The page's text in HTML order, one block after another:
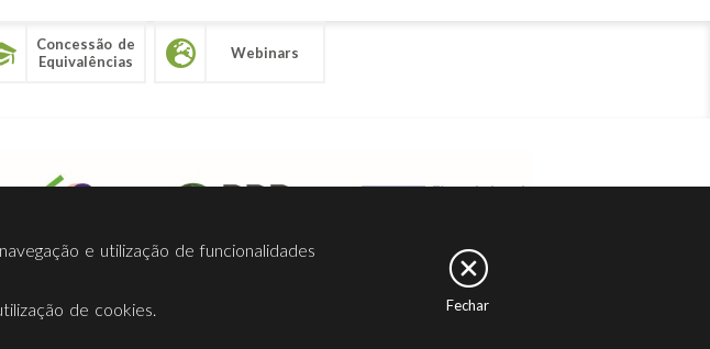
Concessão de
Equivalências
Webinars
Facebook
e utilização de funcionalidades
de cookies.
Fechar